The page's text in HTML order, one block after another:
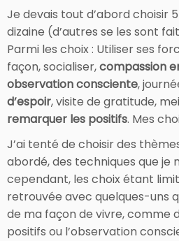
Je devais tout d’abord choisir
dizaine (d’autres se les sont
Parmi les choix : Utiliser ses
façon, socialiser,compassion
observation consciente,
d’espoir, visite de gratitude,
remarquer les positifs. Mes
J’ai tenté de choisir des
abordé, des techniques que je
cependant, les choix étant
retrouvée avec quelques-uns
de ma façon de vivre, comme
positifs ou l’observation